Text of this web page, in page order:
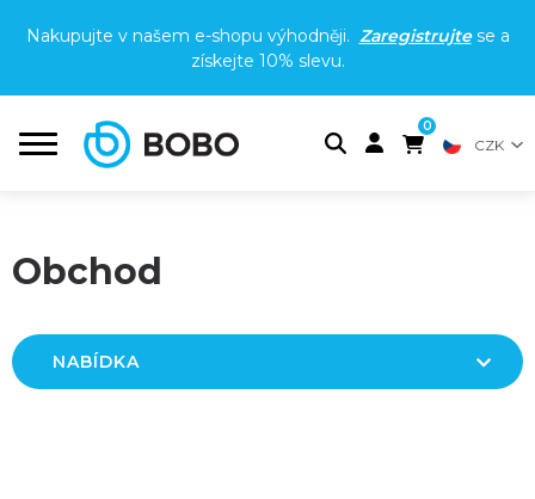
Nakupujte v našem e-shopu výhodněji. Zaregistrujtese a
získejte 10% slevu.
0
CZK
Obchod
NABÍDKA